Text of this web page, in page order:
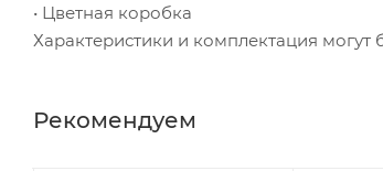
• Цветная коробка
Характеристики и комплектация
Рекомендуем